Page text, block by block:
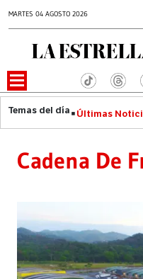
MARTES 04 AGOSTO 2026
Últimas
Cadena De